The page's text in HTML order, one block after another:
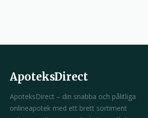
ApoteksDirect
ApoteksDirect – din snabba och pålitliga
onlineapotek med ett brett sortiment